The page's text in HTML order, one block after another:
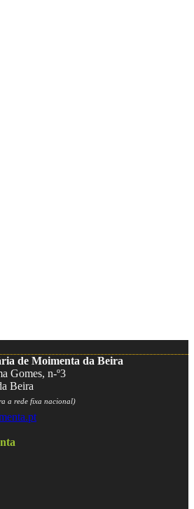
de Moimenta da Beira
Gomes, n-º3
Beira
a rede fixa nacional)